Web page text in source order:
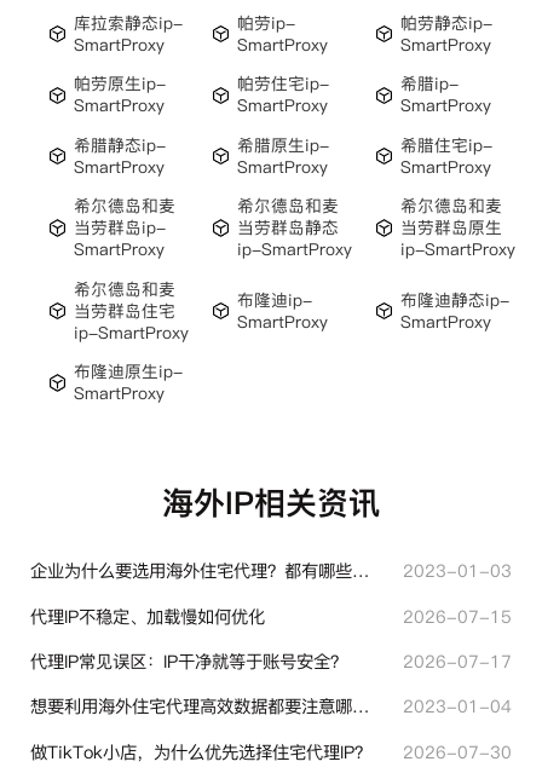
库拉索静态ip-
SmartProxy
帕劳ip-
SmartProxy
帕劳静态ip-
SmartProxy
帕劳原生ip-
SmartProxy
帕劳住宅ip-
SmartProxy
希腊ip-
SmartProxy
希腊静态ip-
SmartProxy
希腊原生ip-
SmartProxy
希腊住宅ip-
SmartProxy
希尔德岛和麦
当劳群岛ip-
SmartProxy
希尔德岛和麦
当劳群岛静态
ip-SmartProxy
希尔德岛和麦
当劳群岛原生
ip-SmartProxy
希尔德岛和麦
当劳群岛住宅
ip-SmartProxy
布隆迪ip-
SmartProxy
布隆迪静态ip-
SmartProxy
布隆迪原生ip-
SmartProxy
海外IP相关资讯
企业为什么要选用海外住宅代理？都有哪些帮助？
2023-01-03
代理IP不稳定、加载慢如何优化
2026-07-15
代理IP常见误区：IP干净就等于账号安全？
2026-07-17
想要利用海外住宅代理高效数据都要注意哪些地方？
2023-01-04
做TikTok小店，为什么优先选择住宅代理IP？
2026-07-30